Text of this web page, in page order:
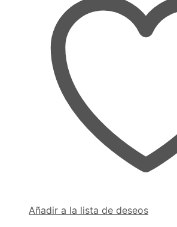
Añadir a la lista de deseos